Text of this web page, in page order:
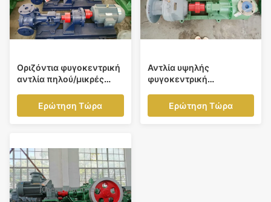
Οριζόντια φυγοκεντρική
αντλία πηλού/μικρές
πετρελαιοειδών
αποβλήτων
Ερώτηση Τώρα
Αντλία υψηλής
φυγοκεντρική
ομόκεντρο περίβλημα
Ερώτηση Τώρα